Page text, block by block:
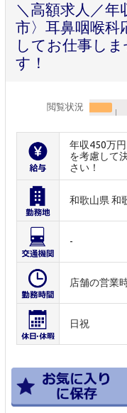
＼高額求人／年
市〉耳鼻咽喉科
してお仕事し
す！
閲覧状況
年収450万
を考慮して
さい！
和歌山県 和
-
店舗の営業
日祝